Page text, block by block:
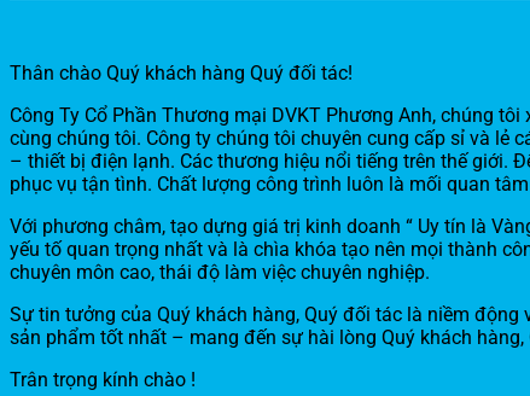
Thân chào Quý khách hàng Quý đối tác!
Công Ty Cổ Phần Thương mại DVKT Phương Anh, chúng
cùng chúng tôi. Công ty chúng tôi chuyên cung cấp sỉ và
– thiết bị điện lạnh. Các thương hiệu nổi tiếng trên thế giới.
phục vụ tận tình. Chất lượng công trình luôn là mối quan
Với phương châm, tạo dựng giá trị kinh doanh “ Uy tín là
yếu tố quan trọng nhất và là chìa khóa tạo nên mọi thành
chuyên môn cao, thái độ làm việc chuyên nghiệp.
Sự tin tưởng của Quý khách hàng, Quý đối tác là niềm
sản phẩm tốt nhất – mang đến sự hài lòng Quý khách
Trân trọng kính chào !